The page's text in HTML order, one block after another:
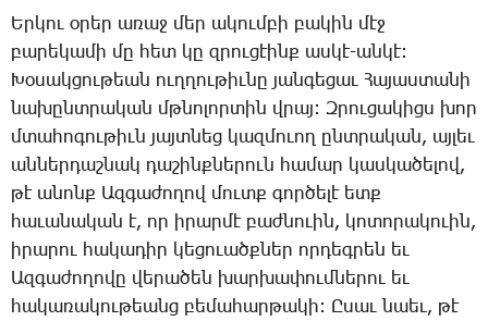
Եր­կու օ­րեր ա­ռաջ մեր ա­կում­բի բա­կին մէջ
բա­րե­կա­մի մը հետ կը զրու­ցէինք աս­կէ-ան­կէ:
­Խօ­սակ­ցու­թեան ուղ­ղու­թիւ­նը յան­գե­ցաւ ­Հա­յաս­տա­նի
նա­խընտ­րա­կան մթնո­լոր­տին վրայ: Զ­րու­ցա­կիցս խոր
մտա­հո­գու­թիւն յայտ­նեց կազ­մո­ւող ընտ­րա­կան, այ­լեւ
ան­ներ­դաշ­նակ դա­շինք­նե­րուն հա­մար կաս­կա­ծե­լով,
թէ ա­նոնք Ազ­գա­ժո­ղով մուտք գոր­ծե­լէ ետք
հա­ւա­նա­կան է, որ ի­րար­մէ բաժ­նո­ւին, կո­տո­րա­կո­ւին,
ի­րա­րու հա­կա­դիր կե­ցո­ւածք­ներ որ­դեգ­րեն եւ
Ազ­գա­ժո­ղո­վը վե­րա­ծեն խար­խա­փում­նե­րու եւ
հա­կա­ռա­կու­թեանց բե­մա­հար­թա­կի: Ը­սաւ նաեւ, թէ